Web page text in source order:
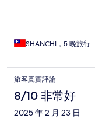
SHANCHI，5 晚旅行
旅客真實評論
8/10 非常好
2025 年 2 月 23 日